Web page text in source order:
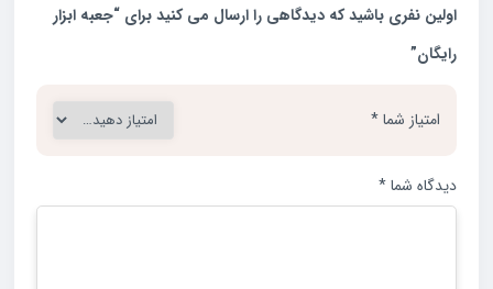
اولین نفری باشید که دیدگاهی را ارسال می کنید برای “جعبه ابزار
رایگان”
امتیاز شما*
دیدگاه شما*